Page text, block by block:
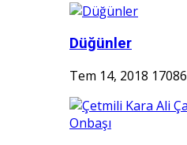
Düğünler
Tem 14, 2018 17086